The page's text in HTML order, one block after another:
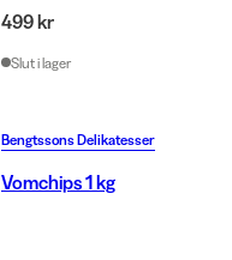
499 kr
Slut i lager
Bengtssons Delikatesser
Vomchips 1 kg